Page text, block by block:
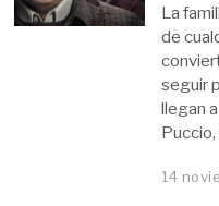
La
de
seguir
llegan
14